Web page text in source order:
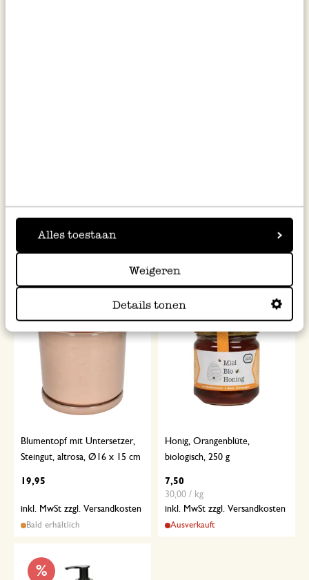
Alles toestaan
Weigeren
Details tonen
Steingut, beige, Ø16 x 15 cm
19,95
Ausverkauft
Blumentopf mit Untersetzer,
Steingut, altrosa, Ø16 x 15 cm
19,95
inkl. MwSt zzgl. Versandkosten
Bald erhältlich
Honig, Orangenblüte,
biologisch, 250 g
7,50
30,00 / kg
inkl. MwSt zzgl. Versandkosten
Ausverkauft
%